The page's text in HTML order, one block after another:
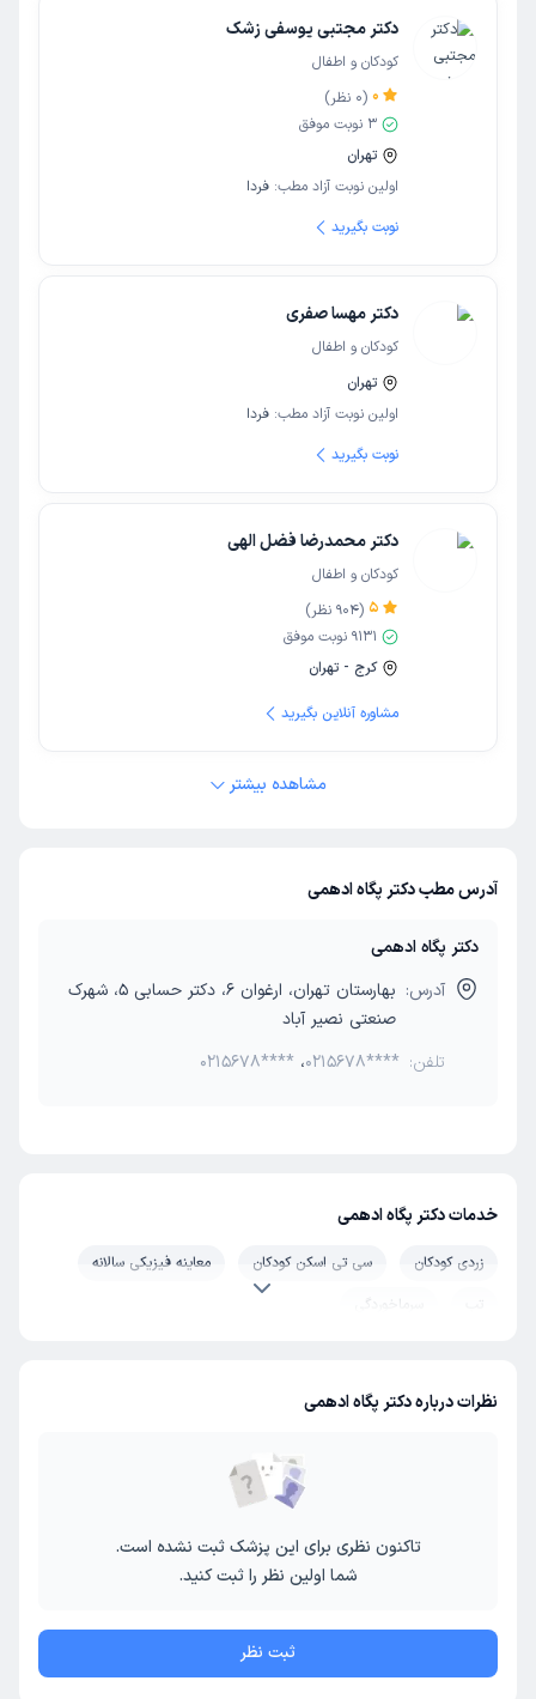
دکتر مجتبی یوسفی زشک
کودکان و اطفال
0
(
0 نظر)
3 نوبت موفق
تهران
اولین نوبت آزاد مطب: فردا
نوبت بگیرید
دکتر مهسا صفری
کودکان و اطفال
تهران
اولین نوبت آزاد مطب: فردا
نوبت بگیرید
دکتر محمدرضا فضل الهی
کودکان و اطفال
5
(
904 نظر)
9131 نوبت موفق
کرج - تهران
مشاوره آنلاین بگیرید
مشاهده بیشتر
آدرس مطب دکتر پگاه ادهمی
دکتر پگاه ادهمی
آدرس:
بهارستان تهران، ارغوان 6، دکتر حسابی 5، شهرک
صنعتی نصیر آباد
تلفن:
0215678**** ،0215678****
خدمات دکتر پگاه ادهمی
زردی کودکان سی تی اسکن کودکان
معاینه فیزیکی سالانه
تب
سرماخوردگی
نظرات درباره دکتر پگاه ادهمی
تاکنون نظری برای این پزشک ثبت نشده است.
شما اولین نظر را ثبت کنید.
ثبت نظر